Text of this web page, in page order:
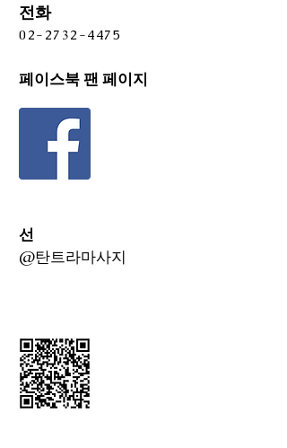
전화
02-2732-4475
페이스북 팬 페이지
선
@탄트라마사지